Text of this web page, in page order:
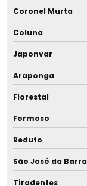
Coronel Murta
Coluna
Japonvar
Araponga
Florestal
Formoso
Reduto
São José da Barra
Tiradentes